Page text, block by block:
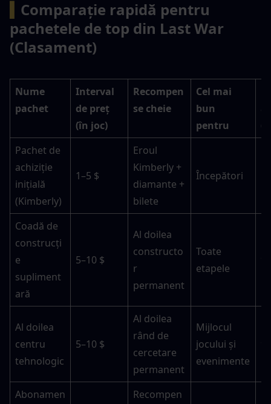
Comparație rapidă pentru
pachetele de top din Last War
(Clasament)
Nume
pachet
Interval
de preț
(în joc)
Recompen
se cheie
Cel mai
bun
pentru
Pachet de
achiziție
inițială
(Kimberly)
1–5 $
Eroul
Kimberly +
diamante +
bilete
Începători
Coadă de
construcți
e
supliment
ară
5–10 $
Al doilea
constructo
r
permanent
Toate
etapele
Al doilea
centru
tehnologic
5–10 $
Al doilea
rând de
cercetare
permanent
Mijlocul
jocului și
evenimente
Abonamen
Recompen